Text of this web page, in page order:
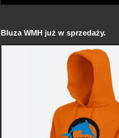
Bluza WMH już w sprzedaży.